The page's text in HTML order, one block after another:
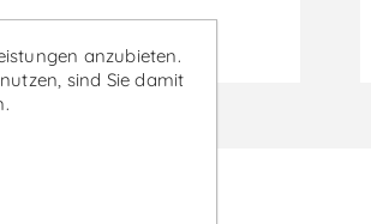
30/09/2026 verfügbar.
anzubieten.
sind Sie damit